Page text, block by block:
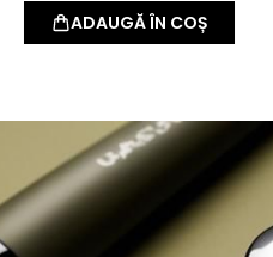
ADAUGĂ ÎN COȘ